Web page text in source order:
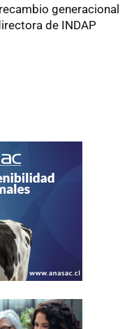
generacional
de INDAP